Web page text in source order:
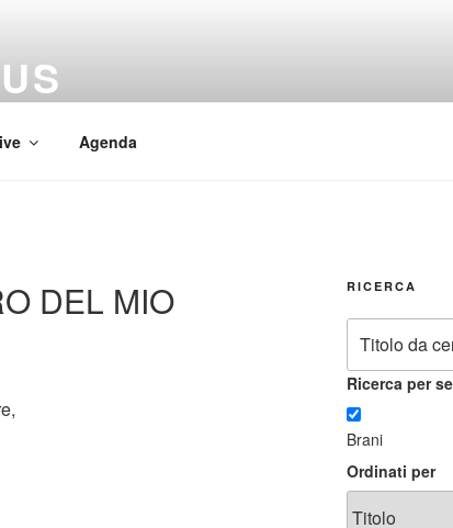
Agenda
DEL MIO
RICERCA
Ricerca per
Brani
Ordinati per